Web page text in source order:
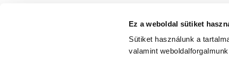
Ez a weboldal sütiket
Sütiket használunk a
valamint
Bana József: Győr polgármesterei.= In.: Győr
Győri tanulmányok 30. : Zechmeister Károly
Győri tanulmányok 31. : Zechmeister Károly